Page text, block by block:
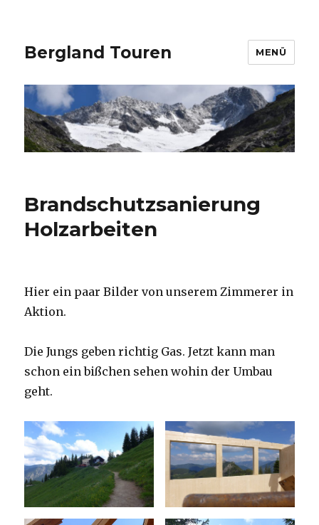
Bergland Touren MENÜ
Brandschutzsanierung
Holzarbeiten
Hier ein paar Bilder von unserem Zimmerer in
Aktion.
Die Jungs geben richtig Gas. Jetzt kann man
schon ein bißchen sehen wohin der Umbau
geht.